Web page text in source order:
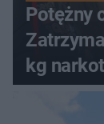
Potężny
Zatrzymano 303 osoby i
kg